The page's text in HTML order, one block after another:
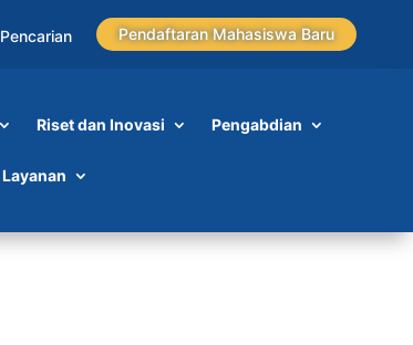
Pencarian Pendaftaran Mahasiswa Baru
Riset dan Inovasi Pengabdian
Layanan